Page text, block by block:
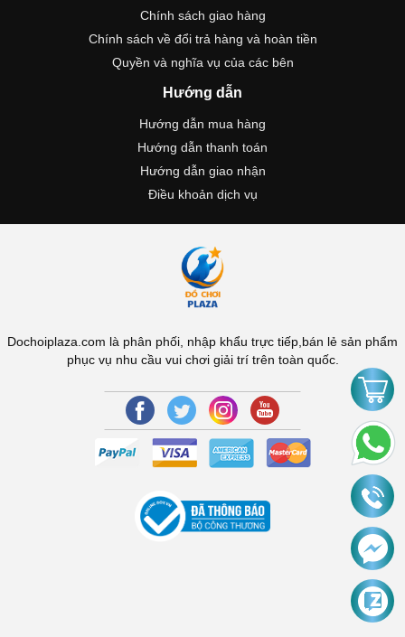
Chính sách giao hàng
Chính sách về đổi trả hàng và hoàn tiền
Quyền và nghĩa vụ của các bên
Hướng dẫn
Hướng dẫn mua hàng
Hướng dẫn thanh toán
Hướng dẫn giao nhận
Điều khoản dịch vụ
Dochoiplaza.com là phân phối, nhập khẩu trực tiếp,bán lẻ sản phẩm
phục vụ nhu cầu vui chơi giải trí trên toàn quốc.